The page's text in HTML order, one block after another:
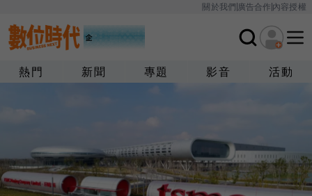
關於我們廣告合作內容授權
熱門 新聞 專題 影音 活動